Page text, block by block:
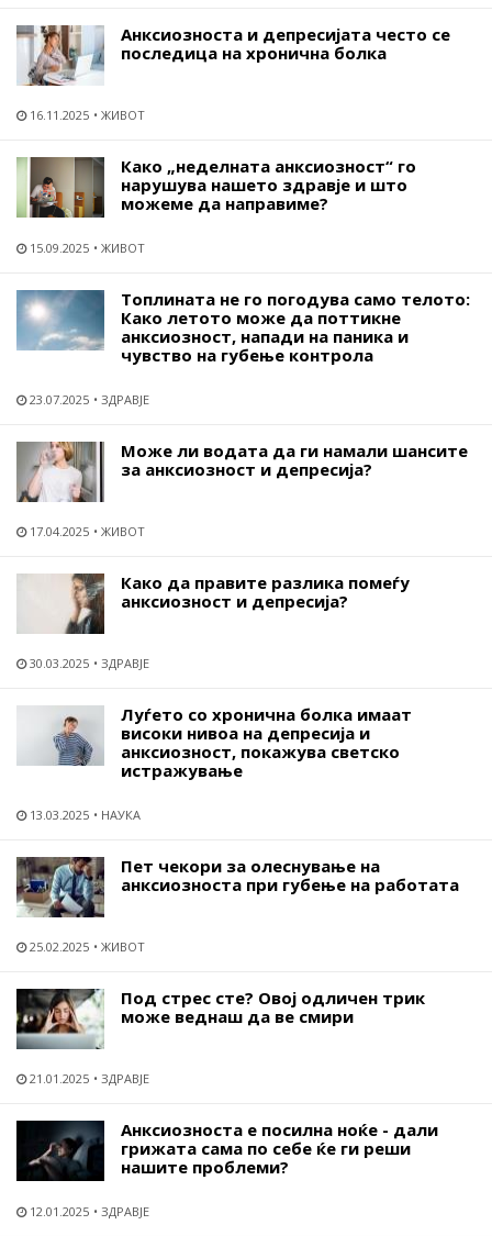
Анксиозноста и депресијата често се
последица на хронична болка
16.11.2025 ЖИВОТ
Како „неделната анксиозност“ го
нарушува нашето здравје и што
можеме да направиме?
15.09.2025 ЖИВОТ
Топлината не го погодува само телото:
Како летото може да поттикне
анксиозност, напади на паника и
чувство на губење контрола
23.07.2025 ЗДРАВЈЕ
Може ли водата да ги намали шансите
за анксиозност и депресија?
17.04.2025 ЖИВОТ
Како да правите разлика помеѓу
анксиозност и депресија?
30.03.2025 ЗДРАВЈЕ
Луѓето со хронична болка имаат
високи нивоа на депресија и
анксиозност, покажува светско
истражување
13.03.2025 НАУКА
Пет чекори за олеснување на
анксиозноста при губење на работата
25.02.2025 ЖИВОТ
Под стрес сте? Овој одличен трик
може веднаш да ве смири
21.01.2025 ЗДРАВЈЕ
Анксиозноста е посилна ноќе - дали
грижата сама по себе ќе ги реши
нашите проблеми?
12.01.2025 ЗДРАВЈЕ